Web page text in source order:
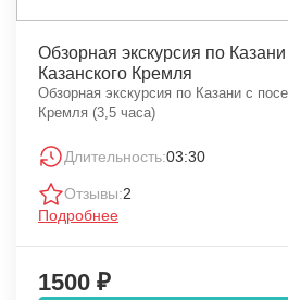
Обзорная экскурсия по
Казанского Кремля
Обзорная экскурсия по Казани с
Кремля (3,5 часа)
Длительность:03:30
Отзывы:2
Подробнее
1500 ₽